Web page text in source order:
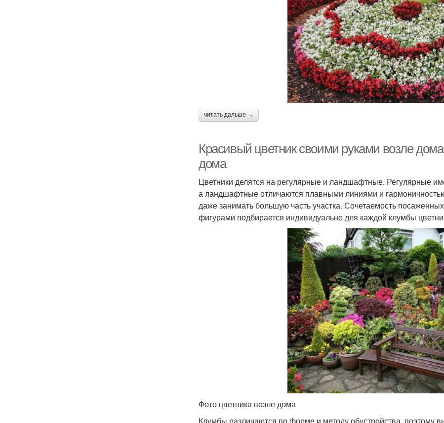
читать дальше →
Красивый цветник своими руками возле
дома
Цветники делятся на регулярные и ландшафтные. Регулярные
а ландшафтные отличаются плавными линиями и
даже занимать большую часть участка. Сочетаемость
фигурами подбирается индивидуально для каждой клумбы
Фото цветника возле дома